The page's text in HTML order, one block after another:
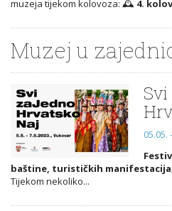
muzeja tijekom kolovoza: 🕰️ 4.
Muzej u
05.05.
baštine, turističkih
Tijekom nekoliko...